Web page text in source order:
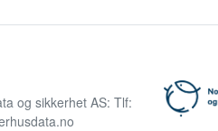
og sikkerhet AS: Tlf: